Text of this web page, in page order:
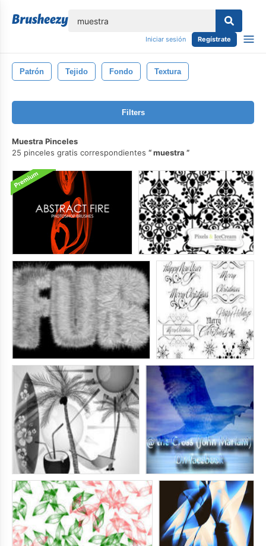
Iniciar sesión Regístrate
Patrón Tejido Fondo Textura
Filters
Muestra Pinceles
25 pinceles gratis correspondientes
muestra